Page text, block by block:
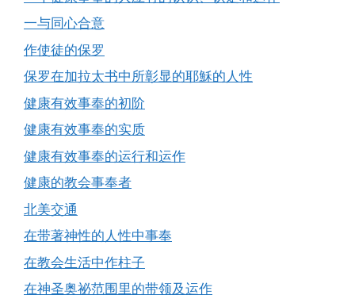
一与同心合意
作使徒的保罗
保罗在加拉太书中所彰显的耶穌的人性
健康有效事奉的初阶
健康有效事奉的实质
健康有效事奉的运行和运作
健康的教会事奉者
北美交通
在带著神性的人性中事奉
在教会生活中作柱子
在神圣奥祕范围里的带领及运作